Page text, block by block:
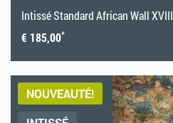
Intissé Standard African Wall XVIII
€ 185,00*
NOUVEAUTÉ!